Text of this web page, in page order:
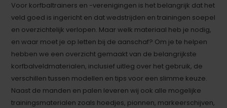
Voor korfbaltrainers en -verenigingen is het belangrijk dat het
veld goed is ingericht en dat wedstrijden en trainingen soepel
en overzichtelijk verlopen. Maar welk materiaal heb je nodig,
en waar moet je op letten bij de aanschaf? Om je te helpen
hebben we een overzicht gemaakt van de belangrijkste
korfbalveldmaterialen, inclusief uitleg over het gebruik, de
verschillen tussen modellen en tips voor een slimme keuze.
Naast de manden en palen leveren wij ook alle mogelijke
trainingsmaterialen zoals hoedjes, pionnen, markeerschijven,